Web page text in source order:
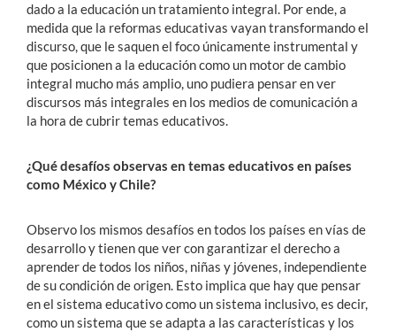
dado a la educación un tratamiento integral. Por ende, a
medida que la reformas educativas vayan transformando el
discurso, que le saquen el foco únicamente instrumental y
que posicionen a la educación como un motor de cambio
integral mucho más amplio, uno pudiera pensar en ver
discursos más integrales en los medios de comunicación a
la hora de cubrir temas educativos.
¿Qué desafíos observas en temas educativos en países
como México y Chile?
Observo los mismos desafíos en todos los países en vías de
desarrollo y tienen que ver con garantizar el derecho a
aprender de todos los niños, niñas y jóvenes, independiente
de su condición de origen. Esto implica que hay que pensar
en el sistema educativo como un sistema inclusivo, es decir,
como un sistema que se adapta a las características y los